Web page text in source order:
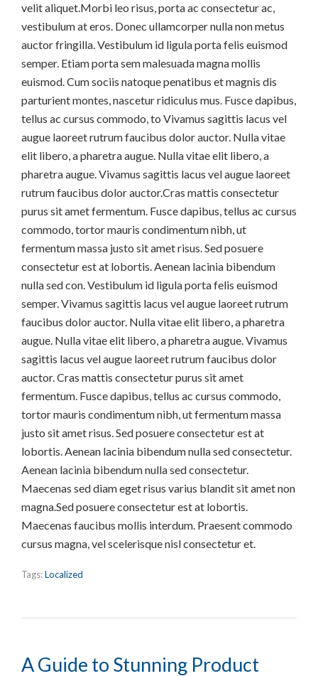
velit aliquet.Morbi leo risus, porta ac consectetur ac,
vestibulum at eros. Donec ullamcorper nulla non metus
auctor fringilla. Vestibulum id ligula porta felis euismod
semper. Etiam porta sem malesuada magna mollis
euismod. Cum sociis natoque penatibus et magnis dis
parturient montes, nascetur ridiculus mus. Fusce dapibus,
tellus ac cursus commodo, to Vivamus sagittis lacus vel
augue laoreet rutrum faucibus dolor auctor. Nulla vitae
elit libero, a pharetra augue. Nulla vitae elit libero, a
pharetra augue. Vivamus sagittis lacus vel augue laoreet
rutrum faucibus dolor auctor.Cras mattis consectetur
purus sit amet fermentum. Fusce dapibus, tellus ac cursus
commodo, tortor mauris condimentum nibh, ut
fermentum massa justo sit amet risus. Sed posuere
consectetur est at lobortis. Aenean lacinia bibendum
nulla sed con. Vestibulum id ligula porta felis euismod
semper. Vivamus sagittis lacus vel augue laoreet rutrum
faucibus dolor auctor. Nulla vitae elit libero, a pharetra
augue. Nulla vitae elit libero, a pharetra augue. Vivamus
sagittis lacus vel augue laoreet rutrum faucibus dolor
auctor. Cras mattis consectetur purus sit amet
fermentum. Fusce dapibus, tellus ac cursus commodo,
tortor mauris condimentum nibh, ut fermentum massa
justo sit amet risus. Sed posuere consectetur est at
lobortis. Aenean lacinia bibendum nulla sed consectetur.
Aenean lacinia bibendum nulla sed consectetur.
Maecenas sed diam eget risus varius blandit sit amet non
magna.Sed posuere consectetur est at lobortis.
Maecenas faucibus mollis interdum. Praesent commodo
cursus magna, vel scelerisque nisl consectetur et.
Tags:Localized
A Guide to Stunning Product